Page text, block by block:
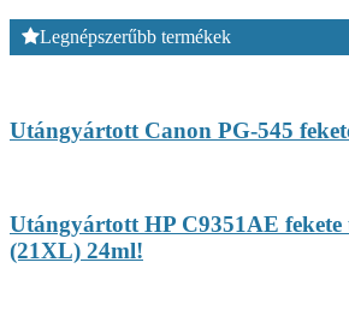
Legnépszerűbb termékek
Utángyártott Canon PG-545
Utángyártott HP C9351AE
(21XL) 24ml!